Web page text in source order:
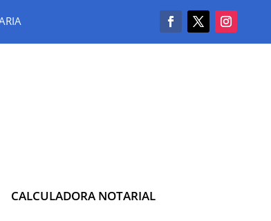
CALCULADORA NOTARIAL